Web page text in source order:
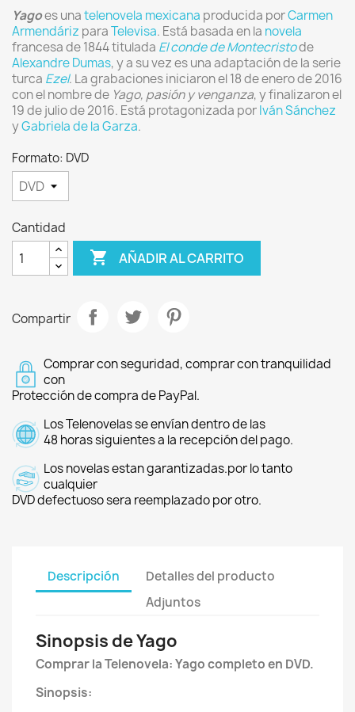
Yagoes unatelenovela mexicana producida porCarmen
Armendáriz paraTelevisa. Está basada en la novela
francesa de 1844 titulada El conde de Montecristode
Alexandre Dumas,​ y a su vez es una adaptación de la serie
turca Ezel. La grabaciones iniciaron el 18 de enero de 2016
con el nombre de Yago, pasión y venganza,​ y finalizaron el
19 de julio de 2016. Está protagonizada porIván Sánchez
yGabriela de la Garza.
Formato: DVD
Cantidad
 AÑADIR AL CARRITO
Compartir
Comprar con seguridad, comprar con tranquilidad
con
Protección de compra de PayPal.
Los Telenovelas se envían dentro de las
48 horas siguientes a la recepción del pago.
Los novelas estan garantizadas.por lo tanto
cualquier
DVD defectuoso sera reemplazado por otro.
Descripción
Detalles del producto
Adjuntos
Sinopsis de Yago
Comprar la Telenovela: Yago completo en DVD.
Sinopsis: